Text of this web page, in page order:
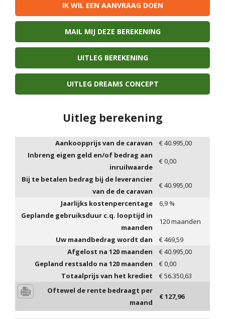
IK WIL EEN AANVRAAG DOEN
MAIL MIJ DEZE BEREKENING
UITLEG BEREKENING
UITLEG DREAMS CONCEPT
Uitleg berekening
Aankoopprijs van de caravan €40.995,00
Inbreng eigen geld en/of bedrag aan
inruilwaarde
€0,00
Bij te betalen bedrag bij de leverancier
van de de caravan
€40.995,00
Jaarlijks kostenpercentage
6,9 %
Geplande gebruiksduur c.q. looptijd in
maanden
120maanden
Uw maandbedrag wordt dan
€469,59
Afgelost na 120 maanden €40.995,00
Gepland restsaldo na 120 maanden €0,00
Totaalprijs van het krediet
€56.350,63
Oftewel de rente bedraagt per
maand
€127,96